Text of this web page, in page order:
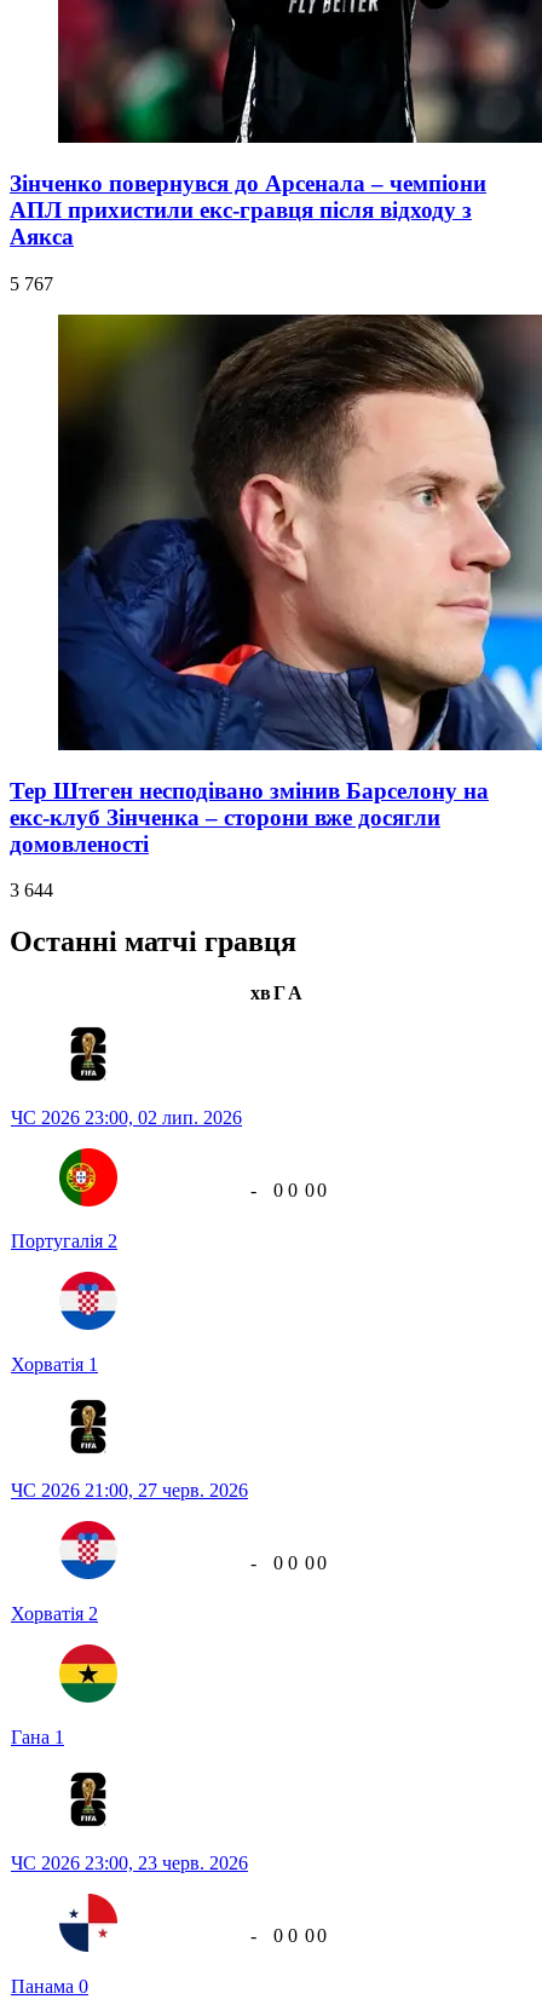
Зінченко повернувся до Арсенала – чемпіони
АПЛ прихистили екс-гравця після відходу з
Аякса
5 767
Тер Штеген несподівано змінив Барселону на
екс-клуб Зінченка – сторони вже досягли
домовленості
3 644
Останні матчі гравця
хвГА
ЧС 2026 23:00, 02 лип. 2026
Португалія 2
Хорватія 1
- 0 0 00
ЧС 2026 21:00, 27 черв. 2026
Хорватія 2
Гана 1
- 0 0 00
ЧС 2026 23:00, 23 черв. 2026
Панама 0
- 0 0 00